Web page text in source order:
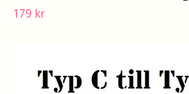
179 kr